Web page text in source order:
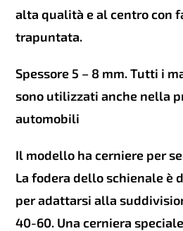
alta qualità e al centro con
trapuntata.
Spessore 5 – 8 mm. Tutti i
sono utilizzati anche nella
automobili
Il modello ha cerniere per
La fodera dello schienale è
per adattarsi alla
40-60. Una cerniera